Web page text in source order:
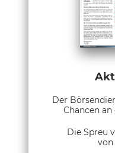
Der
Chancen
Die Spreu
von